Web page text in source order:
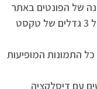
של הפונטים באתר
כפתור ריווח טקסט המאפשר ריווח של 3 גדלים של טקסט
התמונות המופיעות
עם דיסלקציה